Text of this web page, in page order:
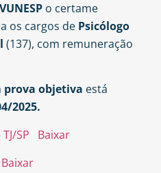
VUNESP o certame
os cargos de Psicólogo
(137), com remuneração
prova objetiva está
2025.
SP
Baixar
Baixar